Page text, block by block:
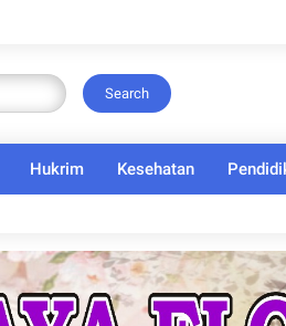
Search
Hukrim Kesehatan